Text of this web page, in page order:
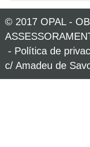
Curso Semi-
(19ª Edición)
Fechas de
Inscripción de
Emprender
© 2017 OPAL -
- Política de
c/ Amadeu de